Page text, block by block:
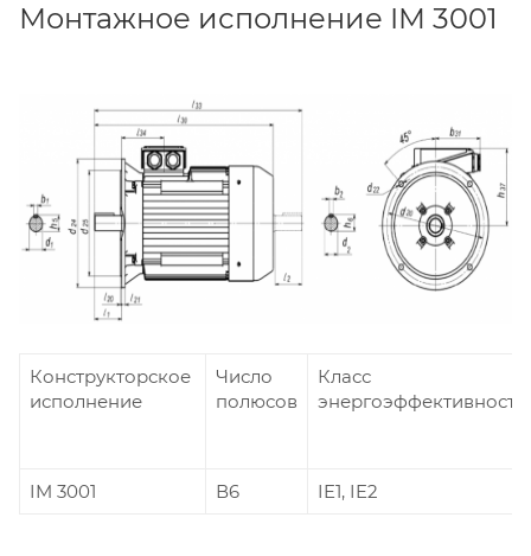
Монтажное исполнение IM 3001
Конструкторское
исполнение
Число
полюсов
Класс
энергоэффективности
IM 3001 В6 IE1, IE2